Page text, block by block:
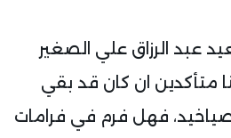
الشهيد السعيد عبد الرزاق علي الصغير
متأكدين ان كان قد بقي
فهل فرم في فرامات